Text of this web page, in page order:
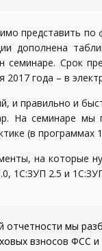
представить
дополнена
семинаре. Срок
года – в
и правильно и
На семинаре
(в программах
на которые
1С:ЗУП 2.5 и
отчетности мы
взносов ФСС